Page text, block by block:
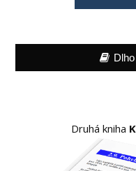
Druhá kniha